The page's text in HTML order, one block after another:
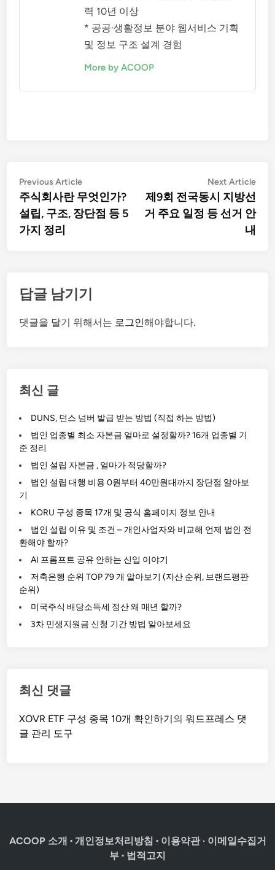
력 10년 이상
* 공공·생활정보 분야 웹서비스 기획
및 정보 구조 설계 경험
More by ACOOP
글
탐
색
Previous ArticlePrevious
article:
주식회사란 무엇인가?
설립, 구조, 장단점 등 5
가지 정리
Next Article
제9회 전국동시 지방선
거 주요 일정 등 선거 안
내
답글 남기기
댓글을 달기 위해서는 로그인해야합니다.
최신 글
DUNS, 던스 넘버 발급 받는 방법 (직접 하는 방법)
법인 업종별 최소 자본금 얼마로 설정할까? 16개 업종별 기
준 정리
법인 설립 자본금 , 얼마가 적당할까?
법인 설립 대행 비용 0원부터 40만원대까지 장단점 알아보
기
KORU 구성 종목 17개 및 공식 홈페이지 정보 안내
법인 설립 이유 및 조건 – 개인사업자와 비교해 언제 법인 전
환해야 할까?
AI 프롬프트 공유 안하는 신입 이야기
저축은행 순위 TOP 79 개 알아보기 (자산 순위, 브랜드평판
순위)
미국주식 배당소득세 정산 왜 매년 할까?
3차 민생지원금 신청 기간 방법 알아보세요
최신 댓글
XOVR ETF 구성 종목 10개 확인하기의워드프레스 댓
글 관리 도구
ACOOP 소개 · 개인정보처리방침 · 이용약관 · 이메일수집거
부 · 법적고지